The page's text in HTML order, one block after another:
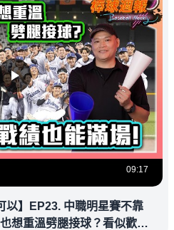
09:17
以】EP23. 中職明星賽不靠
想重溫劈腿接球？看似歡樂